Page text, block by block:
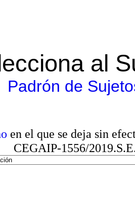
al
Padrón de
en el que se deja sin
CEGAIP-1556/